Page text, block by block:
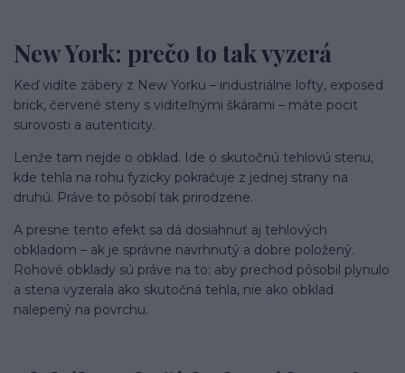
New York: prečo to tak vyzerá
Keď vidíte zábery z New Yorku – industriálne lofty, exposed
brick, červené steny s viditeľnými škárami – máte pocit
surovosti a autenticity.
Lenže tam nejde o obklad. Ide o skutočnú tehlovú stenu,
kde tehla na rohu fyzicky pokračuje z jednej strany na
druhú. Práve to pôsobí tak prirodzene.
A presne tento efekt sa dá dosiahnuť aj tehlových
obkladom – ak je správne navrhnutý a dobre položený.
Rohové obklady sú práve na to: aby prechod pôsobil plynulo
a stena vyzerala ako skutočná tehla, nie ako obklad
nalepený na povrchu.